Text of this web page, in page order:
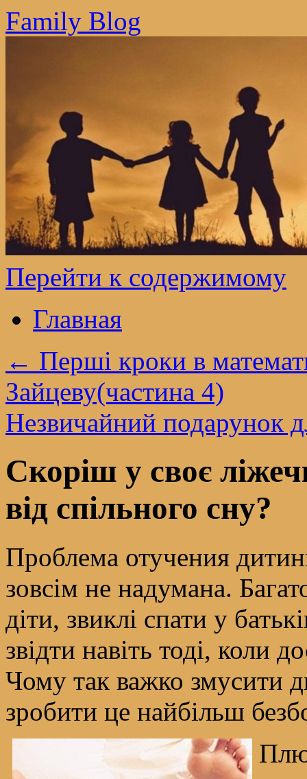
Family Blog
Перейти к содержимому
Главная
← Перші кроки в
Зайцеву(частина 4)
Незвичайний подарунок
Скоріш у своє
від спільного сну?
Проблема отучения
зовсім не надумана.
діти, звиклі спати у
звідти навіть тоді, коли
Чому так важко змусити
зробити це найбільш